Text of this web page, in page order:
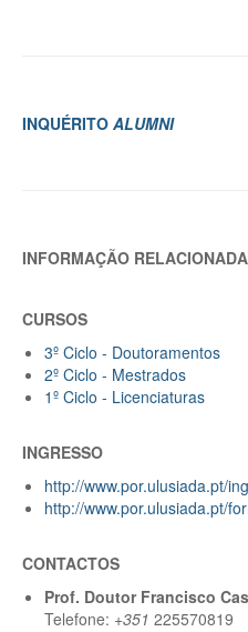
INQUÉRITO ALUMNI
INFORMAÇÃO RELACIONADA
CURSOS
3º Ciclo - Doutoramentos
2º Ciclo - Mestrados
1º Ciclo - Licenciaturas
INGRESSO
http://www.por.ulusiada.pt/
http://www.por.ulusiada.pt/
CONTACTOS
Prof. Doutor Francisco
Telefone: +351 225570819